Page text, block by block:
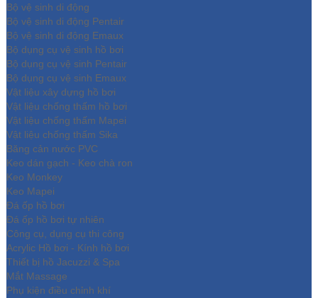
Bộ vệ sinh di động
Bộ vệ sinh di động Pentair
Bộ vệ sinh di động Emaux
Bộ dụng cụ vệ sinh hồ bơi
Bộ dụng cụ vệ sinh Pentair
Bộ dụng cụ vệ sinh Emaux
Vật liệu xây dựng hồ bơi
Vật liệu chống thấm hồ bơi
Vật liệu chống thấm Mapei
Vật liệu chống thấm Sika
Băng cản nước PVC
Keo dán gạch - Keo chà ron
Keo Monkey
Keo Mapei
Đá ốp hồ bơi
Đá ốp hồ bơi tự nhiên
Công cụ, dụng cụ thi công
Acrylic Hồ bơi - Kính hồ bơi
Thiết bị hồ Jacuzzi & Spa
Mắt Massage
Phụ kiện điều chỉnh khí